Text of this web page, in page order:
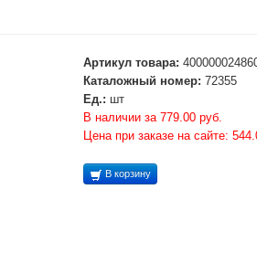
Артикул товара:
Каталожный номер: 72355
Ед.: шт
В наличии за 779.00 руб.
Цена при заказе на сайте:
В корзину